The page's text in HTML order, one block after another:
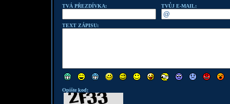
TVÁ PŘEZDÍVKA: TVŮJ E-MAIL:
TEXT ZÁPISU:
Opište kod: